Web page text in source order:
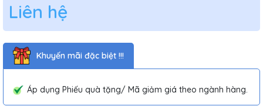
Liên hệ
Khuyến mãi đặc biệt !!!
Áp dụng Phiếu quà tặng/ Mã giảm giá theo ngành hàng.